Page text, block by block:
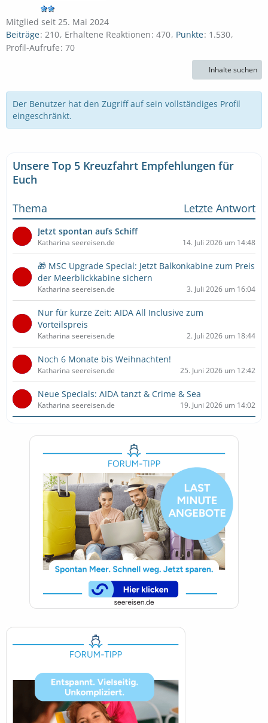
Mitglied seit 25. Mai 2024
Beiträge 210 Erhaltene Reaktionen 470 Punkte 1.530
Profil-Aufrufe 70
Inhalte suchen
Der Benutzer hat den Zugriff auf sein vollständiges Profil
eingeschränkt.
Unsere Top 5 Kreuzfahrt Empfehlungen für
Euch
Thema
Letzte Antwort
Jetzt spontan aufs Schiff
Katharina seereisen.de 14. Juli 2026 um 14:48
🎁 MSC Upgrade Special: Jetzt Balkonkabine zum Preis
der Meerblickkabine sichern
Katharina seereisen.de 3. Juli 2026 um 16:04
Nur für kurze Zeit: AIDA All Inclusive zum
Vorteilspreis
Katharina seereisen.de 2. Juli 2026 um 18:44
Noch 6 Monate bis Weihnachten!
Katharina seereisen.de 25. Juni 2026 um 12:42
Neue Specials: AIDA tanzt & Crime & Sea
Katharina seereisen.de 19. Juni 2026 um 14:02